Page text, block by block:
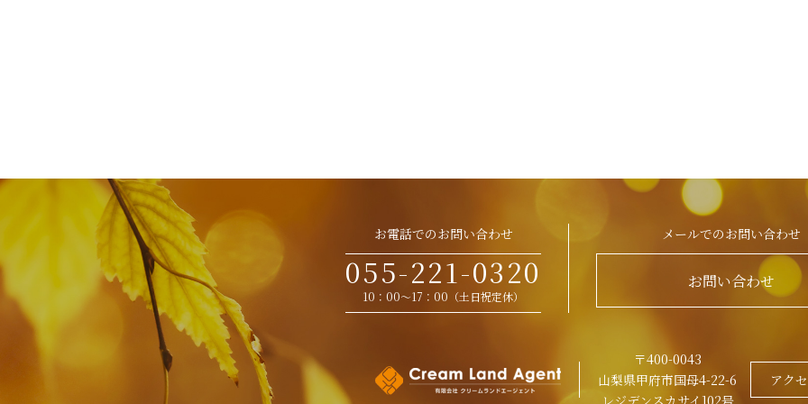
お電話でのお問い合わせ
055-221-0320
10：00～17：00（土日祝定休）
メールでのお問い合わせ
お問い合わせ
〒400-0043
山梨県甲府市国母4-22-6
レジデンスカサイ102号
アク